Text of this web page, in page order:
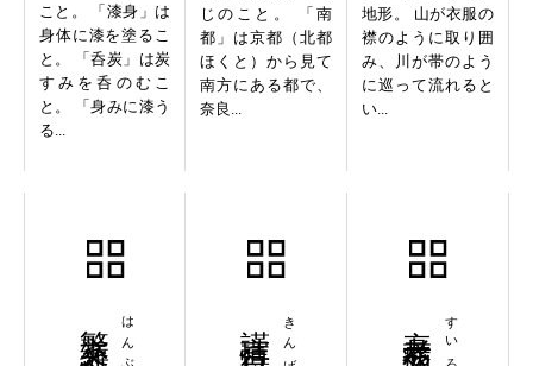
こと。 「漆身」は
身体に漆を塗るこ
と。 「呑炭」は炭
すみを呑のむこ
と。 「身みに漆う
る...
じのこと。 「南
都」は京都（北都
ほくと）から見て
南方にある都で、
奈良...
地形。 山が衣服の
襟のように取り囲
み、川が帯のよう
に巡って流れると
い...